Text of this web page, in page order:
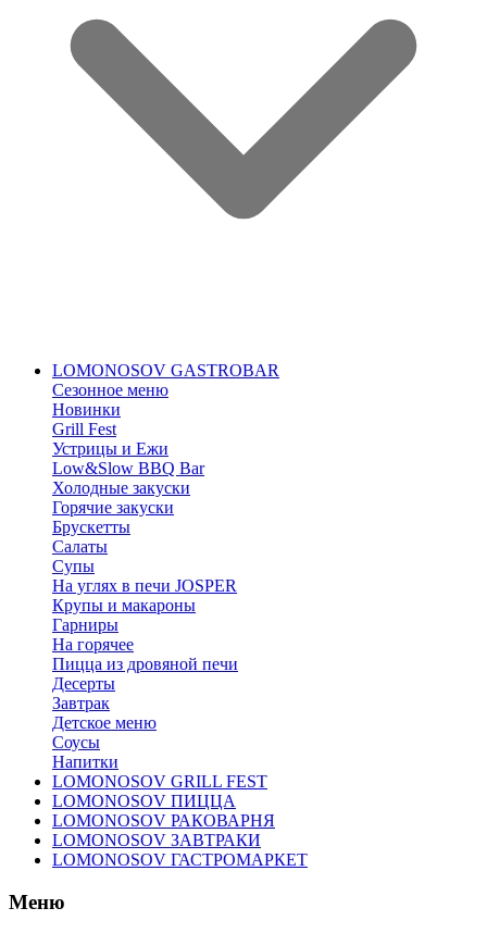
LOMONOSOV GASTROBAR
Сезонное меню
Новинки
Grill Fest
Устрицы и Ежи
Low&Slow BBQ Bar
Холодные закуски
Горячие закуски
Брускетты
Салаты
Супы
На углях в печи JOSPER
Крупы и макароны
Гарниры
На горячее
Пицца из дровяной печи
Десерты
Завтрак
Детское меню
Соусы
Напитки
LOMONOSOV GRILL FEST
LOMONOSOV ПИЦЦА
LOMONOSOV РАКОВАРНЯ
LOMONOSOV ЗАВТРАКИ
LOMONOSOV ГАСТРОМАРКЕТ
Меню